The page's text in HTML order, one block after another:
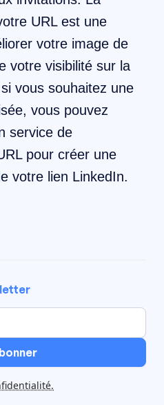
URL est une
votre image de
votre visibilité sur la
vous souhaitez une
vous pouvez
service de
pour créer une
votre lien LinkedIn.